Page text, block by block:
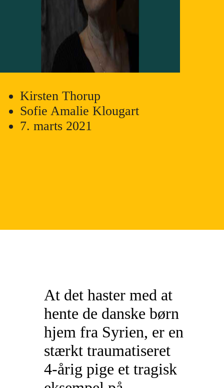
Kirsten Thorup
Sofie Amalie Klougart
7. marts 2021
At det haster med at
hente de danske børn
hjem fra Syrien, er en
stærkt traumatiseret
4-årig pige et tragisk